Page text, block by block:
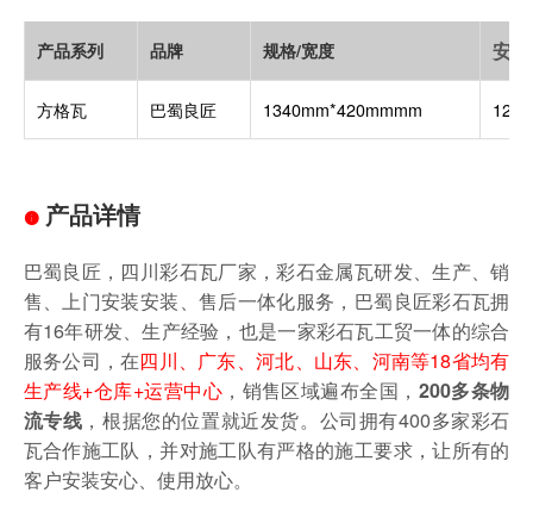
产品系列 品牌 规格/宽度 安
方格瓦 巴蜀良匠 1340mm*420mmmm
产品详情
巴蜀良匠，四川彩石瓦厂家，彩石金属瓦研发、生产、销
售、上门安装安装、售后一体化服务，巴蜀良匠彩石瓦拥
有16年研发、生产经验，也是一家彩石瓦工贸一体的综合
服务公司，在四川、广东、河北、山东、河南等18省均有
生产线+仓库+运营中心 ，销售区域遍布全国， 200多条物
流专线 ，根据您的位置就近发货。 公司拥有400多家彩石
瓦合作施工队，并对施工队有严格的施工要求，让所有的
客户安装安心、使用放心。